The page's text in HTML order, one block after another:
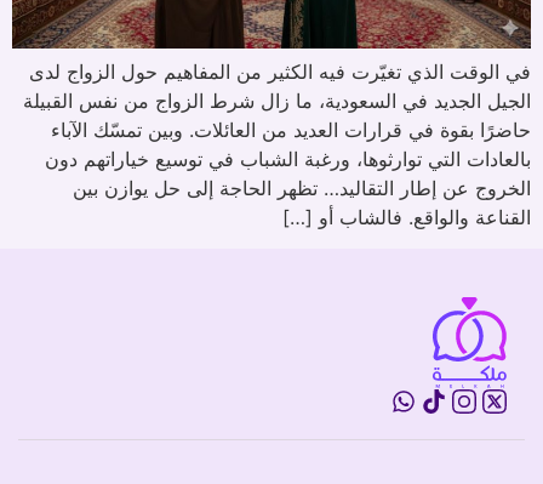
في الوقت الذي تغيّرت فيه الكثير من المفاهيم حول الزواج لدى
الجيل الجديد في السعودية، ما زال شرط الزواج من نفس القبيلة
حاضرًا بقوة في قرارات العديد من العائلات. وبين تمسّك الآباء
بالعادات التي توارثوها، ورغبة الشباب في توسيع خياراتهم دون
الخروج عن إطار التقاليد… تظهر الحاجة إلى حل يوازن بين
القناعة والواقع. فالشاب أو […]